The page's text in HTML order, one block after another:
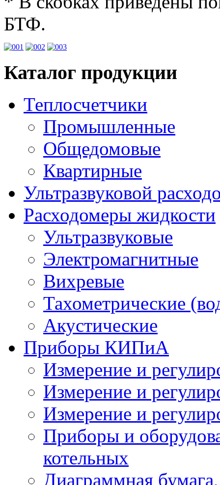
БТФ.
Каталог продукции
Теплосчетчики
Промышленные
Общедомовые
Квартирные
Ультразвуковой
Расходомеры жидкости
Ультразвуковые
Электромагнитные
Вихревые
Тахометрические
Акустические
Приборы КИПиА
Измерение и
Измерение и
Измерение и
Приборы и
котельных
Диаграммная